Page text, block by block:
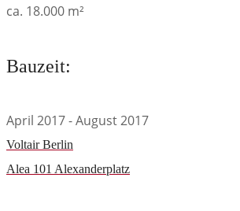
ca. 18.000 m²
Bauzeit:
April 2017 - August 2017
Voltair Berlin
Alea 101 Alexanderplatz